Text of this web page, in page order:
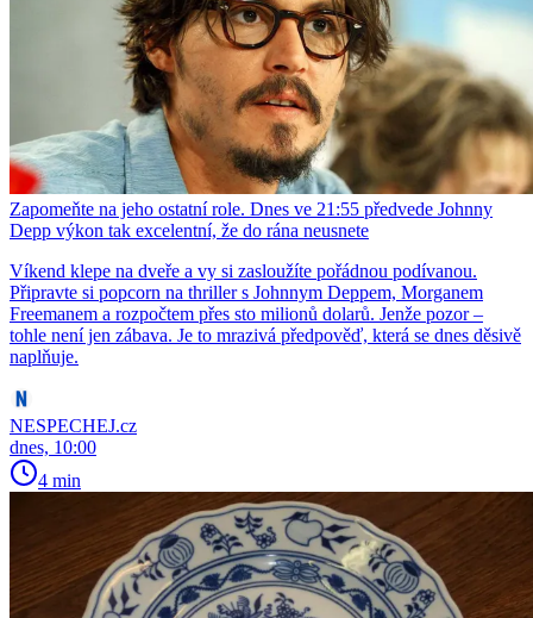
Zapomeňte na jeho ostatní role. Dnes ve 21:55 předvede Johnny
Depp výkon tak excelentní, že do rána neusnete
Víkend klepe na dveře a vy si zasloužíte pořádnou podívanou.
Připravte si popcorn na thriller s Johnnym Deppem, Morganem
Freemanem a rozpočtem přes sto milionů dolarů. Jenže pozor –
tohle není jen zábava. Je to mrazivá předpověď, která se dnes děsivě
naplňuje.
NESPECHEJ.cz
dnes, 10:00
4 min